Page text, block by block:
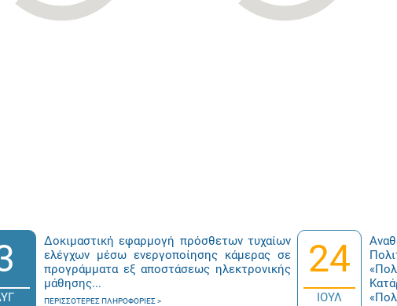
Δοκιμαστική εφαρμογή πρόσθετων τυχαίων
ελέγχων μέσω ενεργοποίησης κάμερας σε
προγράμματα εξ αποστάσεως ηλεκτρονικής
μάθησης...
ΠΕΡΙΣΣΌΤΕΡΕΣ ΠΛΗΡΟΦΟΡΊΕΣ
24
ΙΟΥΛ